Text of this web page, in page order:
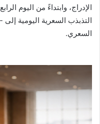
الإدراج، وابتداءً من اليوم
السعري.